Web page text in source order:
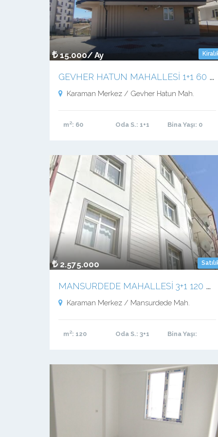
15.000/ Ay
G
EVHER HATUN MAHALLESİ 1+1 60 M2 SIFIR APART
Karaman Merkez / Gevher Hatun Mah.
m²: 60 Oda S.: 1+1 Bina Yaşı: 0
2.575.000
M
ANSURDEDE MAHALLESİ 3+1 120 M2 MASRAFSIZ KUPON DAİRE
Karaman Merkez / Mansurdede Mah.
m²: 120 Oda S.: 3+1 Bina Yaşı: